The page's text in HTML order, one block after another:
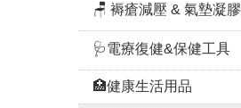
🪑 褥瘡減壓 & 氣墊凝膠
🩺電療復健&保健工具
🏥健康生活用品